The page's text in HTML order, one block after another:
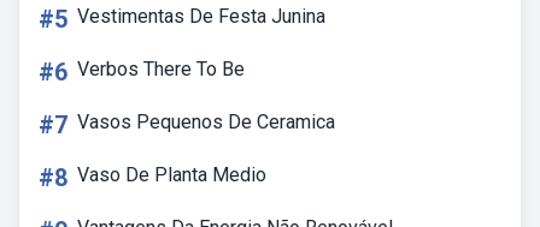
#5 Vestimentas De Festa Junina
#6 Verbos There To Be
#7 Vasos Pequenos De Ceramica
#8 Vaso De Planta Medio